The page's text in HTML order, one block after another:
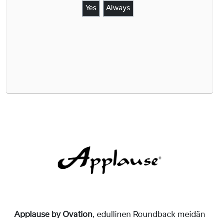
Yes Always
Applause by Ovation, edullinen Roundback meidän